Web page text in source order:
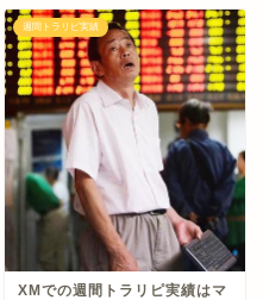
週間トラリピ実績
XMでの週間トラリピ実績はマ